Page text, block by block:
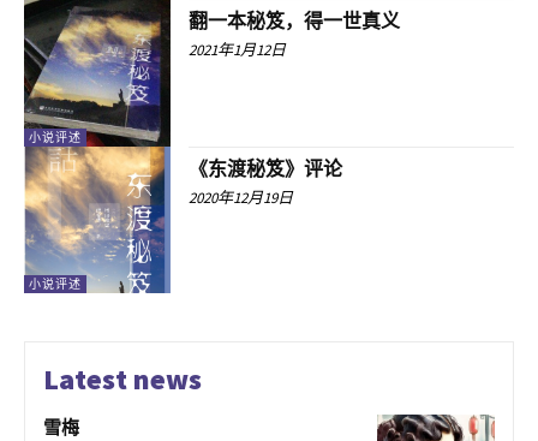
小说评述
翻一本秘笈，得一世真义
2021年1月12日
小说评述
《东渡秘笈》评论
2020年12月19日
Latest news
雪梅